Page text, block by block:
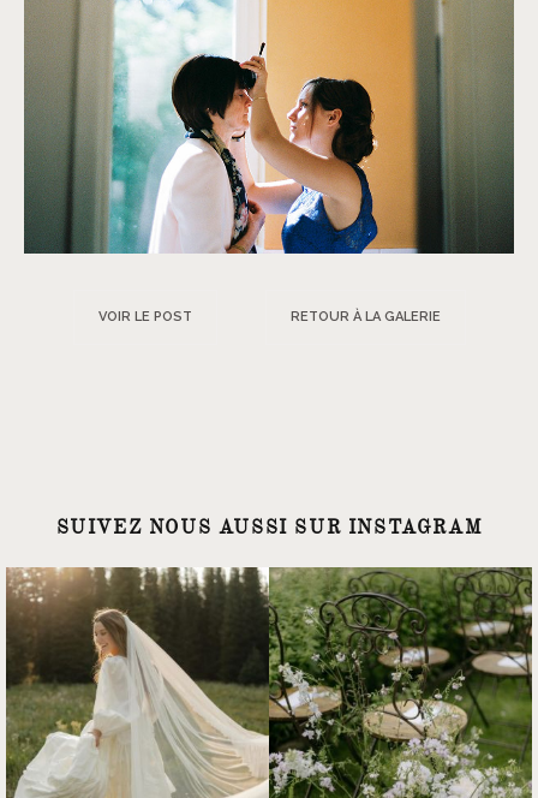
VOIR LE POST RETOUR À LA GALERIE
SUIVEZ NOUS AUSSI SUR INSTAGRAM